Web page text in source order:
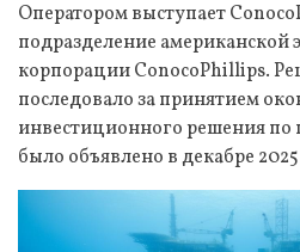
Оператором выступает
подразделение американской
корпорации ConocoPhillips.
последовало за принятием
инвестиционного решения по
было объявлено в декабре